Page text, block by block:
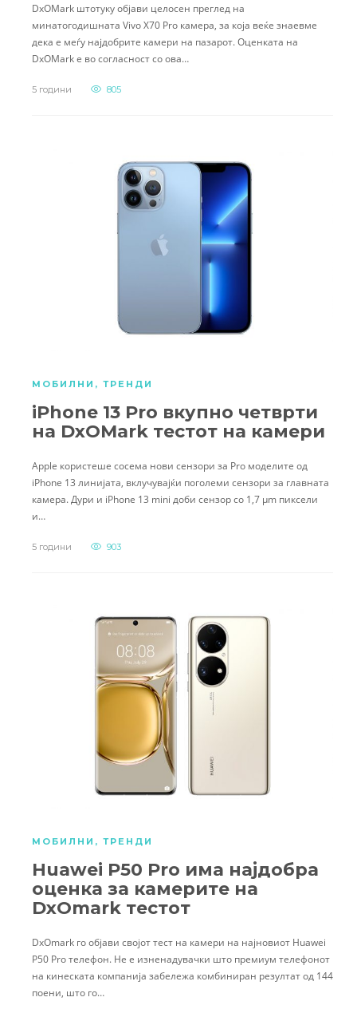
DxOMark штотуку објави целосен преглед на
минатогодишната Vivo X70 Pro камера, за која веќе знаевме
дека е меѓу најдобрите камери на пазарот. Оценката на
DxOMark е во согласност со ова…
5 години 805
МОБИЛНИ , ТРЕНДИ
iPhone 13 Pro вкупно четврти
на DxOMark тестот на камери
Apple користеше сосема нови сензори за Pro моделите од
iPhone 13 линијата, вклучувајќи поголеми сензори за главната
камера. Дури и iPhone 13 mini доби сензор со 1,7 µm пиксели
и…
5 години 903
МОБИЛНИ , ТРЕНДИ
Huawei P50 Pro има најдобра
оценка за камерите на
DxOmark тестот
DxOmark го објави својот тест на камери на најновиот Huawei
P50 Pro телефон. Не е изненадувачки што премиум телефонот
на кинеската компанија забележа комбиниран резултат од 144
поени, што го…